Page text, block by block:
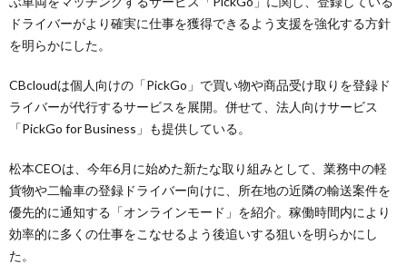
ドライバーがより確実に仕事を獲得できるよう支援を強化する方針
を明らかにした。
CBcloudは個人向けの「PickGo」で買い物や商品受け取りを登録ド
ライバーが代行するサービスを展開。併せて、法人向けサービス
「PickGo for Business」も提供している。
松本CEOは、今年6月に始めた新たな取り組みとして、業務中の軽
貨物や二輪車の登録ドライバー向けに、所在地の近隣の輸送案件を
優先的に通知する「オンラインモード」を紹介。稼働時間内により
効率的に多くの仕事をこなせるよう後追いする狙いを明らかにし
た。